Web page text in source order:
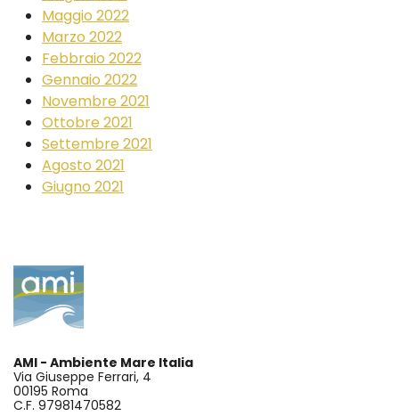
Maggio 2022
Marzo 2022
Febbraio 2022
Gennaio 2022
Novembre 2021
Ottobre 2021
Settembre 2021
Agosto 2021
Giugno 2021
AMI - Ambiente Mare Italia
Via Giuseppe Ferrari, 4
00195 Roma
C.F. 97981470582